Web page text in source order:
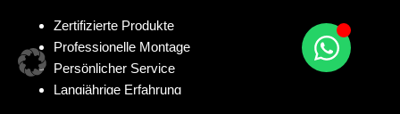
Zertifizierte Produkte
Professionelle Montage
Persönlicher Service
Langjährige Erfahrung